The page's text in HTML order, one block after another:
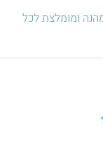
ומומלצת לכל